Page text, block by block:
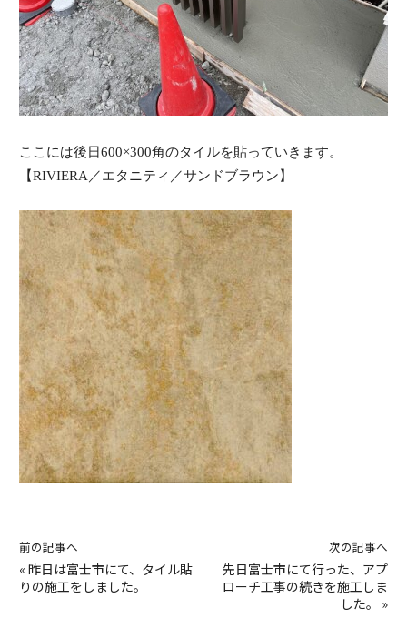
ここには後日600×300角のタイルを貼っていきます。
【RIVIERA／エタニティ／サンドブラウン】
前の記事へ
« 昨日は富士市にて、タイル貼
りの施工をしました。
次の記事へ
先日富士市にて行った、アプ
ローチ工事の続きを施工しま
した。
»